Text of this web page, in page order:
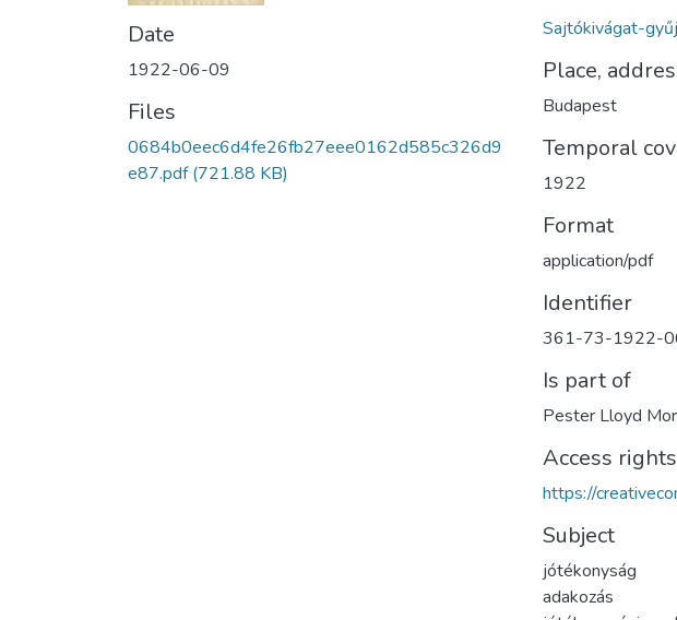
Date
1922-06-09
Files
0684b0eec6d4fe26fb27eee0162d585c326d9
e87.pdf(721.88 KB)
Sajtókivágat-
Place,
Budapest
Temporal
1922
Format
application/pdf
Identifier
361-73-1922-
Is part of
Pester Lloyd
Access rights
https://
Subject
jótékonyság
adakozás